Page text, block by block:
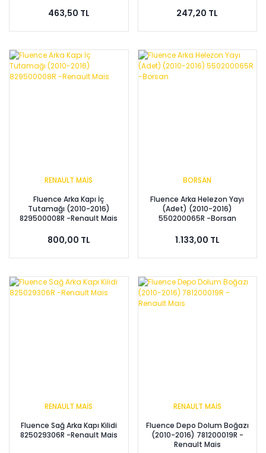
463,50 TL 247,20 TL
RENAULT MAİS
Fluence Arka Kapı İç
Tutamağı (2010-2016)
829500008R -Renault Mais
800,00 TL
BORSAN
Fluence Arka Helezon Yayı
(Adet) (2010-2016)
550200065R -Borsan
1.133,00 TL
RENAULT MAİS
Fluence Sağ Arka Kapı Kilidi
825029306R -Renault Mais
RENAULT MAİS
Fluence Depo Dolum Boğazı
(2010-2016) 781200019R -
Renault Mais